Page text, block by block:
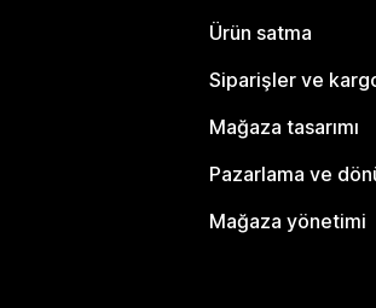
Ürün satma
Siparişler ve
Mağaza tasarımı
Pazarlama ve
Mağaza yönetimi